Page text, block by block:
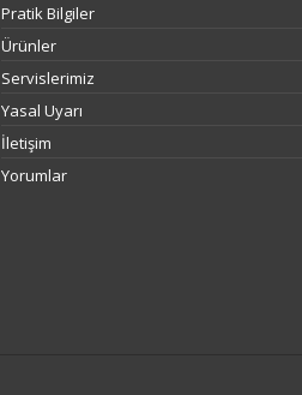
Pratik Bilgiler
Ürünler
Servislerimiz
Yasal Uyarı
İletişim
Yorumlar